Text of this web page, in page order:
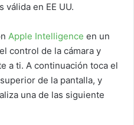
válida en EE UU.
Apple Intelligence en un
control de la cámara y
a ti. A continuación toca el
de la pantalla, y
una de las siguiente